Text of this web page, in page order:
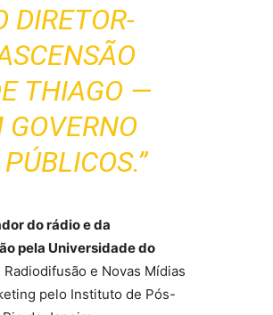
DIRETOR-
THIAGO —
do rádio e da
pela Universidade do
e Novas Mídias
pelo Instituto de Pós-